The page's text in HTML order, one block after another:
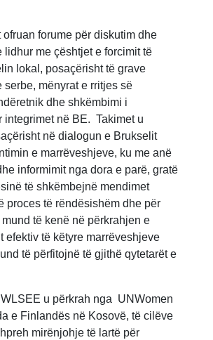
ofruan forume për diskutim dhe
lidhur me çështjet e forcimit të
lokal, posaçërisht të grave
serbe, mënyrat e rritjes së
dhe shkëmbimi i
integrimet në BE. Takimet u
në dialogun e Brukselit
e marrëveshjeve, ku me anë
informimit nga dora e parë, gratë
të shkëmbejnë mendimet
proces të rëndësishëm dhe për
të kenë në përkrahjen e
efektiv të këtyre marrëveshjeve
të përfitojnë të gjithë qytetarët e
u përkrah nga UNWomen
e Finlandës në Kosovë, të cilëve
mirënjohje të lartë për